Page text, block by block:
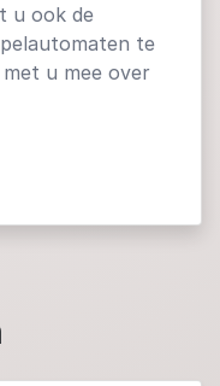
u ook de
te
u mee over